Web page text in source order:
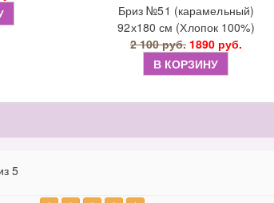
Бриз №51 (карамельный)
92х180 см (Хлопок 100%)
2 100 руб. 1890 руб.
В КОРЗИНУ
5